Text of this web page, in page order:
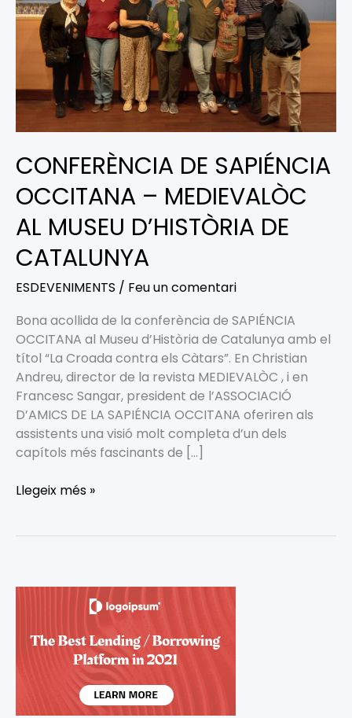
CONFERÈNCIA DE SAPIÉNCIA
OCCITANA – MEDIEVALÒC
AL MUSEU D’HISTÒRIA DE
CATALUNYA
ESDEVENIMENTS / Feu un comentari
Bona acollida de la conferència de SAPIÉNCIA
OCCITANA al Museu d’Història de Catalunya amb el
títol “La Croada contra els Càtars”. En Christian
Andreu, director de la revista MEDIEVALÒC , i en
Francesc Sangar, president de l’ASSOCIACIÓ
D’AMICS DE LA SAPIÉNCIA OCCITANA oferiren als
assistents una visió molt completa d’un dels
capítols més fascinants de […]
AL
MUSEU
D’HISTÒRIA
CATALUNYA
Llegeix més »